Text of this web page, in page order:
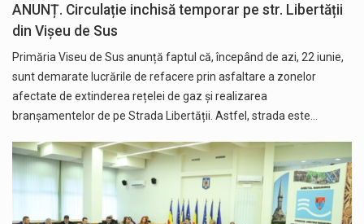
ANUNȚ. Circulație inchisă temporar pe str. Libertății
din Vișeu de Sus
Primăria Viseu de Sus anunță faptul că, începând de azi, 22 iunie,
sunt demarate lucrările de refacere prin asfaltare a zonelor
afectate de extinderea rețelei de gaz și realizarea
branșamentelor de pe Strada Libertății. Astfel, strada este…